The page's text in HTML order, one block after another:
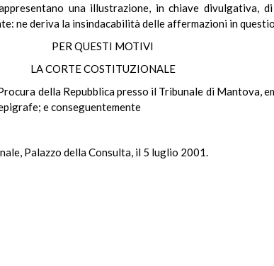
una illustrazione, in chiave divulgativa,
ne deriva la insindacabilità delle affermazioni in
PER QUESTI MOTIVI
LA CORTE COSTITUZIONALE
della Repubblica presso il Tribunale di Mantova,
e conseguentemente
Palazzo della Consulta, il 5 luglio 2001.